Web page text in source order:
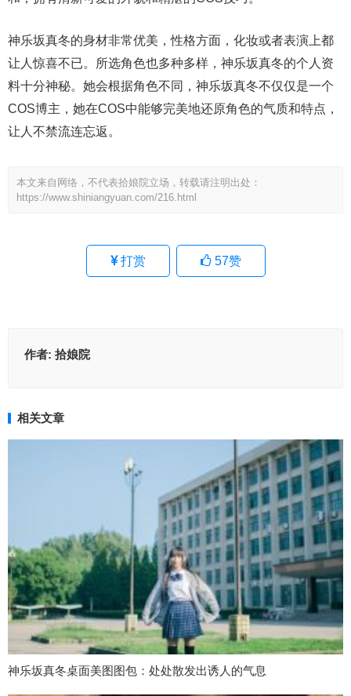
神乐坂真冬的身材非常优美，性格方面，化妆或者表演上都
让人惊喜不已。所选角色也多种多样，神乐坂真冬的个人资
料十分神秘。她会根据角色不同，神乐坂真冬不仅仅是一个
COS博主，她在COS中能够完美地还原角色的气质和特点，
让人不禁流连忘返。
本文来自网络，不代表拾娘院立场，转载请注明出处：
https://www.shiniangyuan.com/216.html
打赏 57赞
作者: 拾娘院
相关文章
神乐坂真冬桌面美图图包：处处散发出诱人的气息